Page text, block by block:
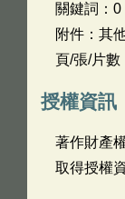
關鍵詞：0
附件：其
頁/張/片數
授權資訊
著作財產
取得授權